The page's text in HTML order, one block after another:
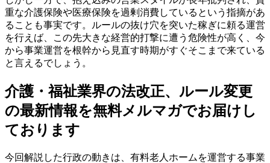
重な介護保険や医療保険を過剰消費しているという指摘があ
ることも事実です。ルールの抜け穴を突いた稼ぎに頼る運営
を行えば、この先大きな経営的打撃に遭う危険性が高く、今
から事業運営を根幹から見直す時期がすぐそこまで来ている
と言えるでしょう。
介護・福祉業界の法改正、ルール変更
の最新情報を無料メルマガでお届けし
ております
今回解説した行政の動きは、有料老人ホームを運営する事業